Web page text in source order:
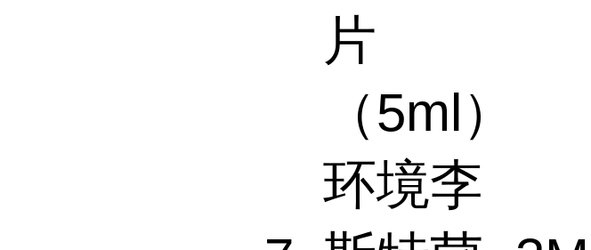
片
（5ml）
环境李